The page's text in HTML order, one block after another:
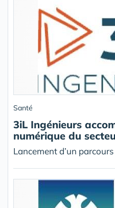
Santé
3iL Ingénieurs
numérique du
Lancement d’un